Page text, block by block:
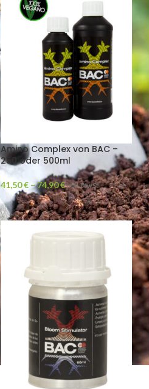
Amino Complex von BAC –
250 oder 500ml
41,50€ –74,90€ inkl. MwSt